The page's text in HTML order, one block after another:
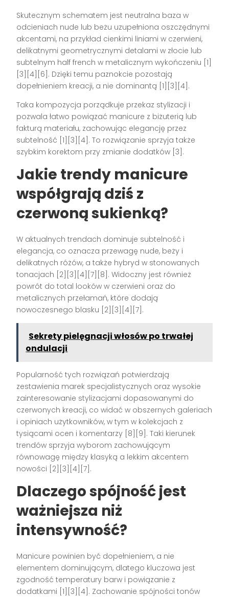
Skutecznym schematem jest neutralna baza w
odcieniach nude lub beżu uzupełniona oszczędnymi
akcentami, na przykład cienkimi liniami w czerwieni,
delikatnymi geometrycznymi detalami w złocie lub
subtelnym half french w metalicznym wykończeniu [1]
[3][4][6]. Dzięki temu paznokcie pozostają
dopełnieniem kreacji, a nie dominantą [1][3][4].
Taka kompozycja porządkuje przekaz stylizacji i
pozwala łatwo powiązać manicure z biżuterią lub
fakturą materiału, zachowując elegancję przez
subtelność [1][3][4]. To rozwiązanie sprzyja także
szybkim korektom przy zmianie dodatków [3].
Jakie trendy manicure
współgrają dziś z
czerwoną sukienką?
W aktualnych trendach dominuje subtelność i
elegancja, co oznacza przewagę nude, beży i
delikatnych różów, a także hybryd w stonowanych
tonacjach [2][3][4][7][8]. Widoczny jest również
powrót do total looków w czerwieni oraz do
metalicznych przełamań, które dodają
nowoczesnego blasku [2][3][4][7].
Sekrety pielęgnacji włosów po trwałej
ondulacji
Popularność tych rozwiązań potwierdzają
zestawienia marek specjalistycznych oraz wysokie
zainteresowanie stylizacjami dopasowanymi do
czerwonych kreacji, co widać w obszernych galeriach
i opiniach użytkowników, w tym w kolekcjach z
tysiącami ocen i komentarzy [8][9]. Taki kierunek
trendów sprzyja wyborom zachowującym
równowagę między klasyką a lekkim akcentem
nowości [2][3][4][7].
Dlaczego spójność jest
ważniejsza niż
intensywność?
Manicure powinien być dopełnieniem, a nie
elementem dominującym, dlatego kluczowa jest
zgodność temperatury barw i powiązanie z
dodatkami [1][3][4]. Zachowanie spójności tonów